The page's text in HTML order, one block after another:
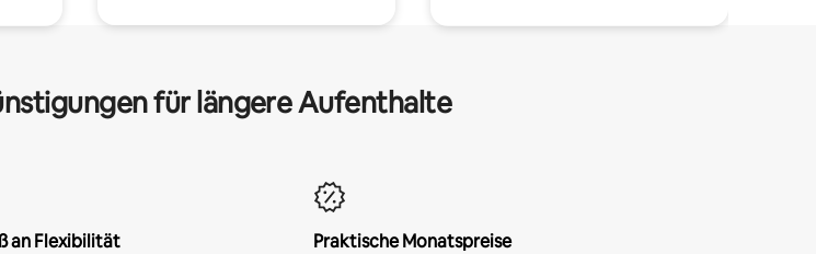
für längere Aufenthalte
an Flexibilität
Praktische Monatspreise